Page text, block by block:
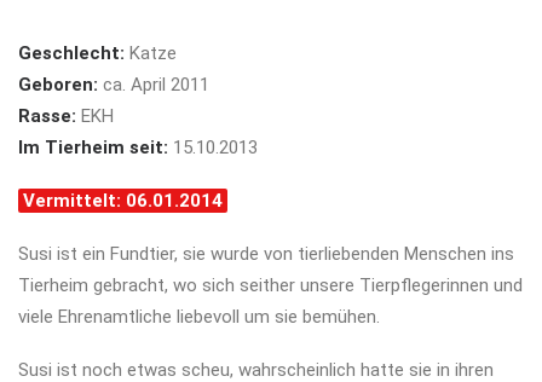
Geschlecht: Katze
Geboren: ca. April 2011
Rasse: EKH
Im Tierheim seit: 15.10.2013
Vermittelt: 06.01.2014
Susi ist ein Fundtier, sie wurde von tierliebenden Menschen ins
Tierheim gebracht, wo sich seither unsere Tierpflegerinnen und
viele Ehrenamtliche liebevoll um sie bemühen.
Susi ist noch etwas scheu, wahrscheinlich hatte sie in ihren